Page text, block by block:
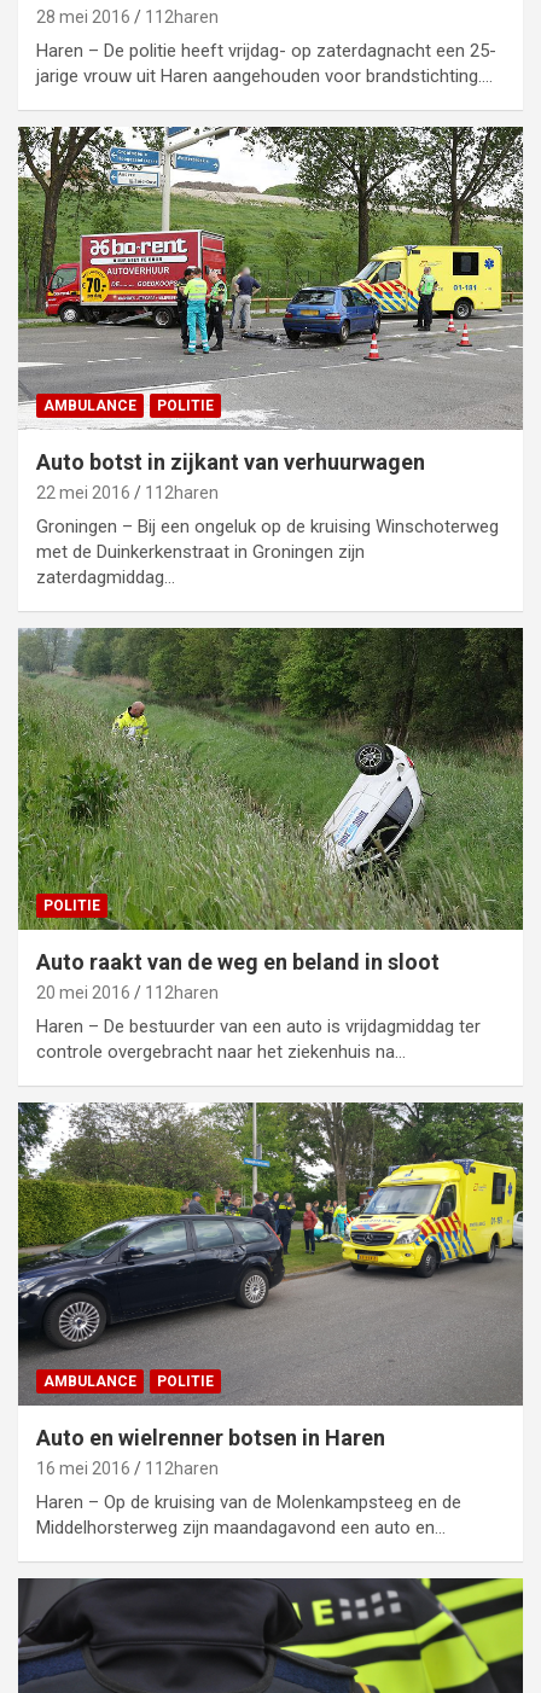
28 mei 2016 112haren
Haren – De politie heeft vrijdag- op zaterdagnacht een 25-
jarige vrouw uit Haren aangehouden voor brandstichting.…
AMBULANCE POLITIE
Auto botst in zijkant van verhuurwagen
22 mei 2016 112haren
Groningen – Bij een ongeluk op de kruising Winschoterweg
met de Duinkerkenstraat in Groningen zijn
zaterdagmiddag…
POLITIE
Auto raakt van de weg en beland in sloot
20 mei 2016 112haren
Haren – De bestuurder van een auto is vrijdagmiddag ter
controle overgebracht naar het ziekenhuis na…
AMBULANCE POLITIE
Auto en wielrenner botsen in Haren
16 mei 2016 112haren
Haren – Op de kruising van de Molenkampsteeg en de
Middelhorsterweg zijn maandagavond een auto en…